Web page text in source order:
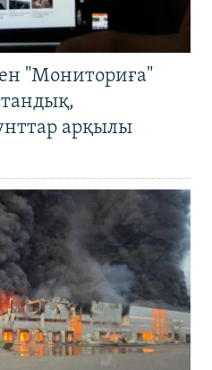
"Мониториға"
арқылы